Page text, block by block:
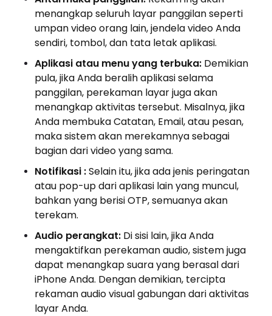
menangkap seluruh layar panggilan seperti
umpan video orang lain, jendela video Anda
sendiri, tombol, dan tata letak aplikasi.
Aplikasi atau menu yang terbuka: Demikian
pula, jika Anda beralih aplikasi selama
panggilan, perekaman layar juga akan
menangkap aktivitas tersebut. Misalnya, jika
Anda membuka Catatan, Email, atau pesan,
maka sistem akan merekamnya sebagai
bagian dari video yang sama.
Notifikasi :Selain itu, jika ada jenis peringatan
atau pop-up dari aplikasi lain yang muncul,
bahkan yang berisi OTP, semuanya akan
terekam.
Audio perangkat: Di sisi lain, jika Anda
mengaktifkan perekaman audio, sistem juga
dapat menangkap suara yang berasal dari
iPhone Anda. Dengan demikian, tercipta
rekaman audio visual gabungan dari aktivitas
layar Anda.